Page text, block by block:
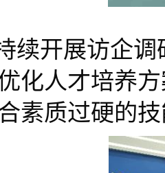
续开展访企
化人才培养
素质过硬的